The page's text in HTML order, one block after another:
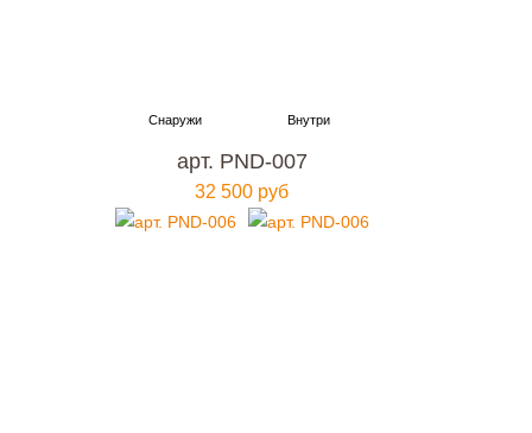
арт. PND-007
32 500 руб